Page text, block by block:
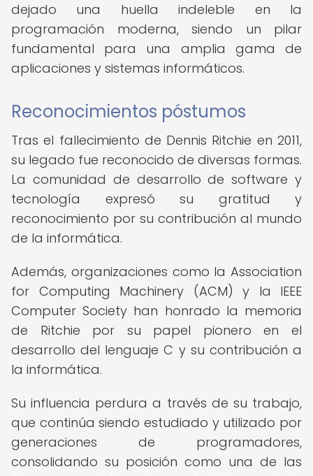
dejado una huella indeleble en la
programación moderna, siendo un pilar
fundamental para una amplia gama de
aplicaciones y sistemas informáticos.
Reconocimientos póstumos
Tras el fallecimiento de Dennis Ritchie en 2011,
su legado fue reconocido de diversas formas.
La comunidad de desarrollo de software y
tecnología expresó su gratitud y
reconocimiento por su contribución al mundo
de la informática.
Además, organizaciones como la Association
for Computing Machinery (ACM) y la IEEE
Computer Society han honrado la memoria
de Ritchie por su papel pionero en el
desarrollo del lenguaje C y su contribución a
la informática.
Su influencia perdura a través de su trabajo,
que continúa siendo estudiado y utilizado por
generaciones de programadores,
consolidando su posición como una de las